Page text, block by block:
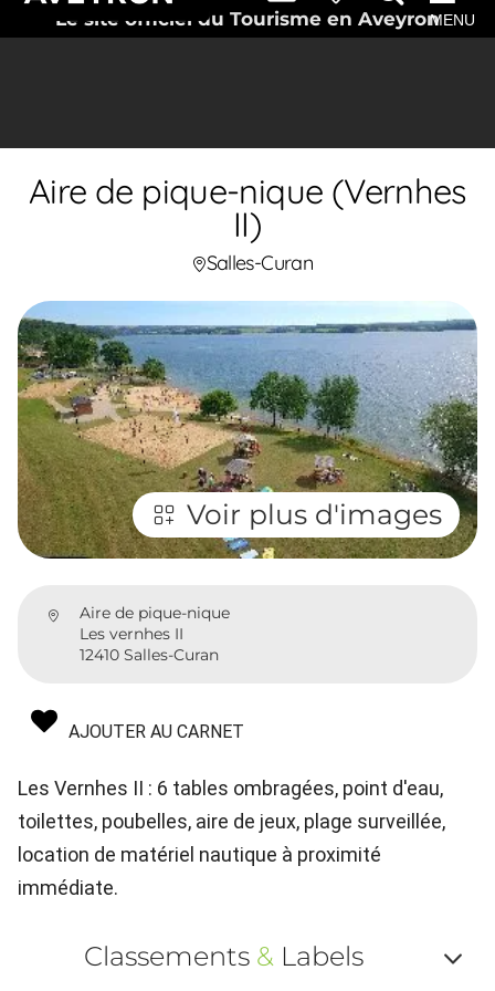
Le site officiel du Tourisme en AveyronMENU
Aire de pique-nique (Vernhes
II)
Salles-Curan
Voir plus d'images
Aire de pique-nique
Les vernhes II
12410 Salles-Curan
AJOUTER AU CARNET
Les Vernhes II : 6 tables ombragées, point d'eau,
toilettes, poubelles, aire de jeux, plage surveillée,
location de matériel nautique à proximité
immédiate.
Classements &Labels